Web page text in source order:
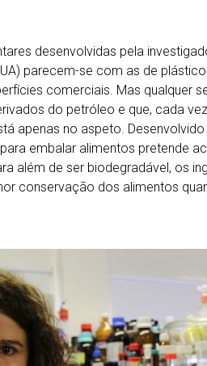
desenvolvidas pela
parecem-se com as de
comerciais. Mas qualquer
do petróleo e que, cada
apenas no aspeto.
embalar alimentos pretende
além de ser biodegradável, os
conservação dos alimentos